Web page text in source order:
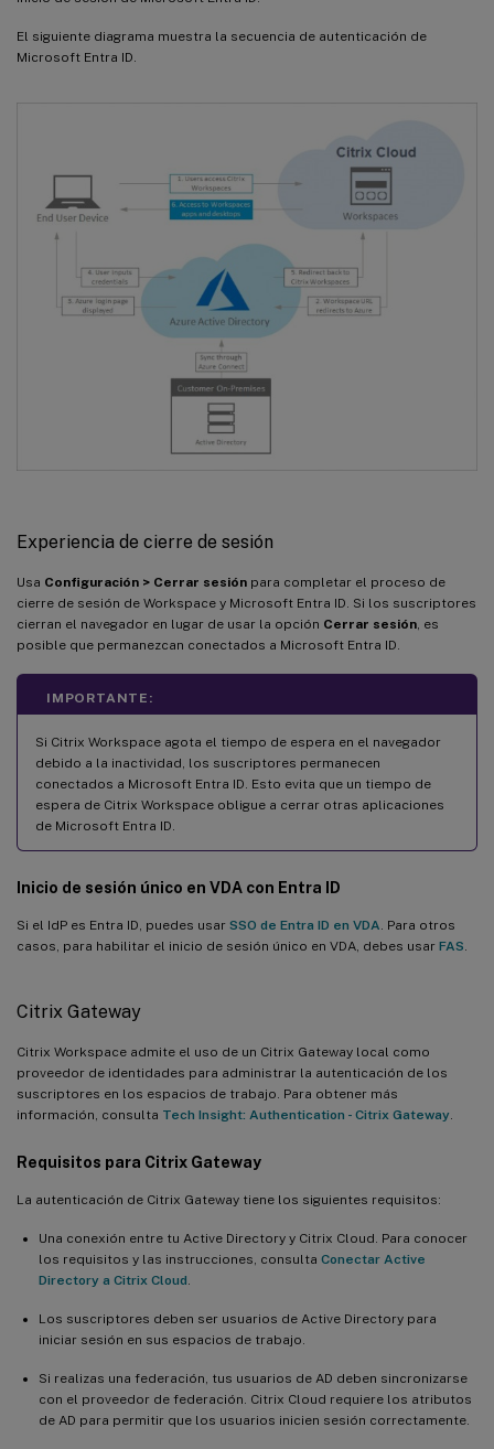
El siguiente diagrama muestra la secuencia de autenticación de
Microsoft Entra ID.
Experiencia de cierre de sesión
Usa Configuración > Cerrar sesión para completar el proceso de
cierre de sesión de Workspace y Microsoft Entra ID. Si los suscriptores
cierran el navegador en lugar de usar la opción Cerrar sesión, es
posible que permanezcan conectados a Microsoft Entra ID.
IMPORTANTE:
Si Citrix Workspace agota el tiempo de espera en el navegador
debido a la inactividad, los suscriptores permanecen
conectados a Microsoft Entra ID. Esto evita que un tiempo de
espera de Citrix Workspace obligue a cerrar otras aplicaciones
de Microsoft Entra ID.
Inicio de sesión único en VDA con Entra ID
Si el IdP es Entra ID, puedes usar SSO de Entra ID en VDA. Para otros
casos, para habilitar el inicio de sesión único en VDA, debes usar FAS.
Citrix Gateway
Citrix Workspace admite el uso de un Citrix Gateway local como
proveedor de identidades para administrar la autenticación de los
suscriptores en los espacios de trabajo. Para obtener más
información, consulta Tech Insight: Authentication - Citrix Gateway.
Requisitos para Citrix Gateway
La autenticación de Citrix Gateway tiene los siguientes requisitos:
Una conexión entre tu Active Directory y Citrix Cloud. Para conocer
los requisitos y las instrucciones, consulta Conectar Active
Directory a Citrix Cloud.
Los suscriptores deben ser usuarios de Active Directory para
iniciar sesión en sus espacios de trabajo.
Si realizas una federación, tus usuarios de AD deben sincronizarse
con el proveedor de federación. Citrix Cloud requiere los atributos
de AD para permitir que los usuarios inicien sesión correctamente.